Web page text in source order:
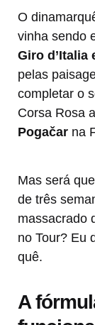
O
vinha sendo
Giro d’Italia
pelas
completar o
Corsa Rosa
Pogačar na
Mas será
de três
massacrado
no Tour? Eu
quê.
A